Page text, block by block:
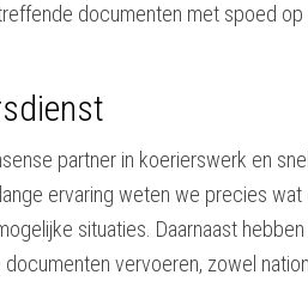
documenten met spoed
partner in koerierswerk en
ervaring weten we precies
situaties. Daarnaast
vervoeren, zowel